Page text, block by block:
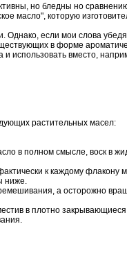
но бледны но
масло", которую
Однако, если мои слова
в форме
использовать вместо,
растительных масел:
в полном смысле, воск в
к каждому флакону
ниже.
а осторожно
в плотно